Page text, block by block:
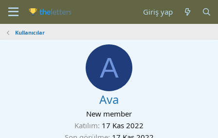
Giriş yap
Kullanıcılar
A
Ava
New member
Katılım 17 Kas 2022